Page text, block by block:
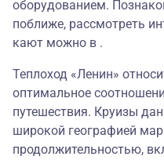
оборудованием.
поближе, рассмотреть
кают можно в .
Теплоход «Ленин»
оптимальное
путешествия. Круизы
широкой географией
продолжительностью,